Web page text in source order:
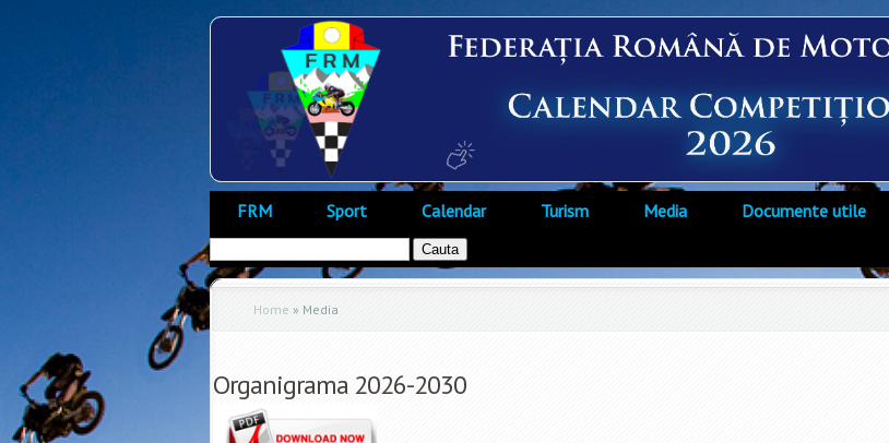
FRM Sport Calendar Turism Media Documente utile
Home » Media
Organigrama 2026-2030